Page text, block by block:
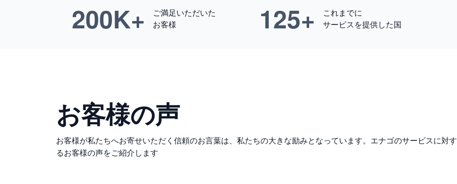
200K+
ご満足いただいた
お客様
125+
これまでに
サービスを提供した国
お客様の声
お客様が私たちへお寄せいただく信頼のお言葉は、私たちの大きな励みとなっています。エナゴのサービスに対す
るお客様の声をご紹介します